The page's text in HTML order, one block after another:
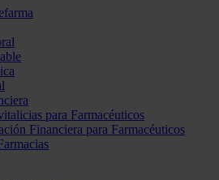
para Farmacéuticos
Financiera para Farmacéuticos